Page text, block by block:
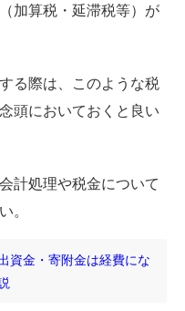
加算税・延滞税等）が
る際は、このような税
頭においておくと良い
計処理や税金について
。
資金・寄附金は経費にな